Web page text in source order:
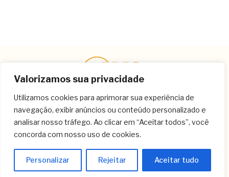
Valorizamos sua privacidade
Utilizamos cookies para aprimorar sua experiência de
navegação, exibir anúncios ou conteúdo personalizado e
analisar nosso tráfego. Ao clicar em “Aceitar todos”, você
concorda com nosso uso de cookies.
Personalizar Rejeitar Aceitar tudo
Contato
(11) 3259-8266